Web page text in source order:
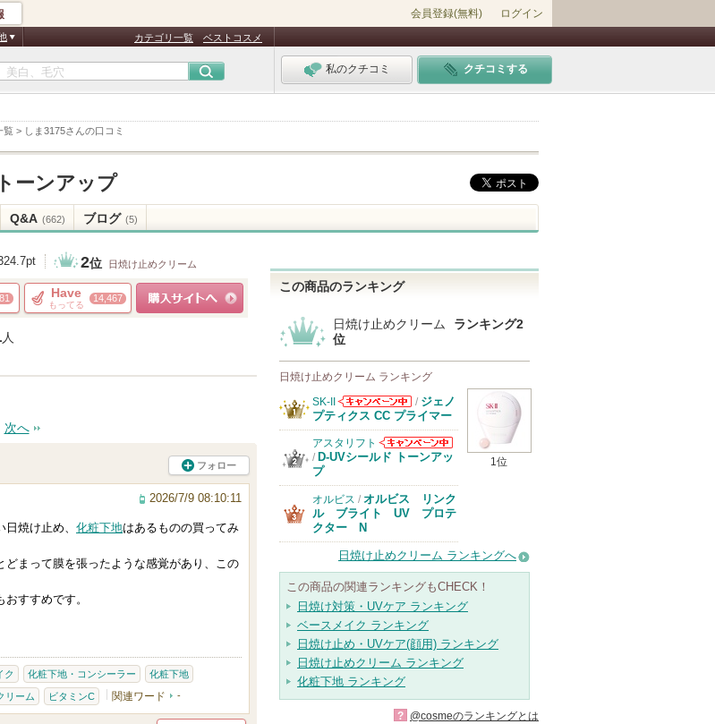
覧 > しま3175さんの口コミ
会員登録(無料) ログイン
カテゴリ一覧 ベストコスメ
私のクチコミ クチコミする
ーンアップ
Q&A (662) ブログ (5)
2位 日焼け止めクリーム
Have
もってる
14,467
人
次へ
フォロー
2026/7/9 08:10:11
焼け止め、 化粧下地はあるものの買ってみ
まって膜を張ったような感覚があり、この
すすめです。
ク 化粧下地・コンシーラー 化粧下地
リーム ビタミンC 関連ワード -
この商品のランキング
日焼け止めクリーム
ランキング2
位
日焼け止めクリーム ランキング
1位
SK-II
SK-IIからのお
知らせがありま
す
/ ジェノ
プティクス CC プライマー
アスタリフト
アスタリフトか
/ D-UVシールド トーンアッ
プ
オルビス / オルビス リンク
ル ブライト UV プロテ
クター N
日焼け止めクリーム ランキングへ
この商品の関連ランキングもCHECK！
日焼け対策・UVケア ランキング
ベースメイク ランキング
日焼け止め・UVケア(顔用) ランキング
日焼け止めクリーム ランキング
化粧下地 ランキング
? @cosmeのランキングとは